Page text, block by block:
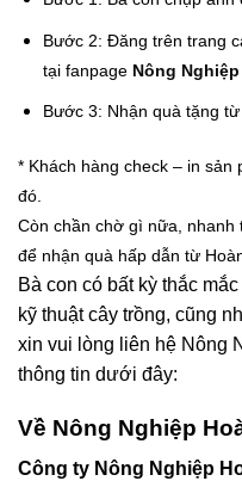
Bước 2: Đăng trên trang
tại fanpage Nông
Bước 3: Nhận quà tặng
* Khách hàng check – in
đó.
Còn chần chờ gì nữa,
để nhận quà hấp dẫn từ
Bà con có bất kỳ thắc
kỹ thuật cây trồng, cũng
xin vui lòng liên hệ Nông
thông tin dưới đây:
Về Nông Nghiệp
Công ty Nông Nghiệp